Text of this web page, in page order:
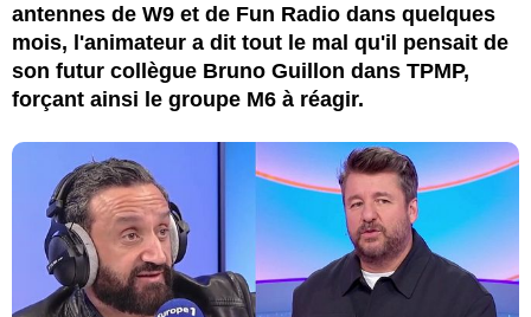
antennes de W9 et de Fun Radio dans quelques
mois, l'animateur a dit tout le mal qu'il pensait de
son futur collègue Bruno Guillon dans TPMP,
forçant ainsi le groupe M6 à réagir.